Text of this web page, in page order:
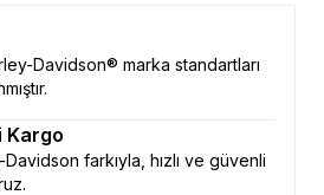
Davidson® marka standartları
Kargo
farkıyla, hızlı ve güvenli